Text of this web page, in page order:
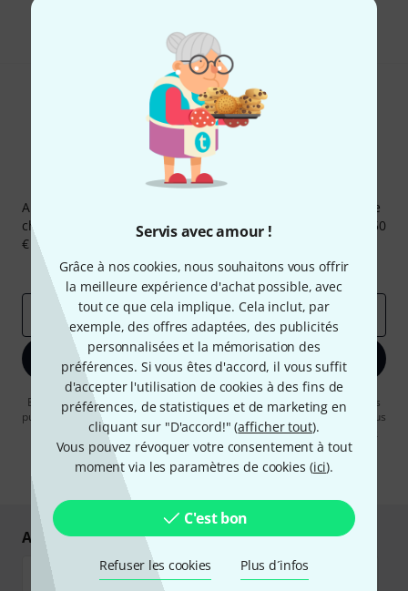
Servis avec amour !
Grâce à nos cookies, nous souhaitons vous offrir
la meilleure expérience d'achat possible, avec
tout ce que cela implique. Cela inclut, par
exemple, des offres adaptées, des publicités
personnalisées et la mémorisation des
préférences. Si vous êtes d'accord, il vous suffit
d'accepter l'utilisation de cookies à des fins de
préférences, de statistiques et de marketing en
cliquant sur "D'accord!" (afficher tout).
Vous pouvez révoquer votre consentement à tout
moment via les paramètres de cookies (ici).
C'est bon
Refuser les cookies Plus d´infos
Newsletters Thomann
Abonnez-vous à la newsletter Thomann et, avec un peu de
chance, gagnez l'un des 50 bons d'achat d'une valeur de 50
€ chacun!
Articles inspirants
Deals Aperçus Thomann
Adresse e-mail*
S'inscrire maintenant
En cliquant sur "S'inscrire maintenant", vous acceptez de recevoir des
publicités par e-mail. La désinscription est possible à tout moment. Vous
pouvez trouver plus d'informations à ce sujet dans notrePolitique de
confidentialité.
* Requis
Achetez et payez en toute sécurité